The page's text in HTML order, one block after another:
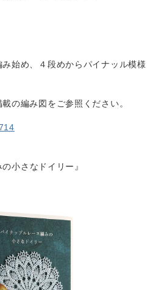
始め、４段めからパイナッル模様
の編み図をご参照ください。
小さなドイリー 』